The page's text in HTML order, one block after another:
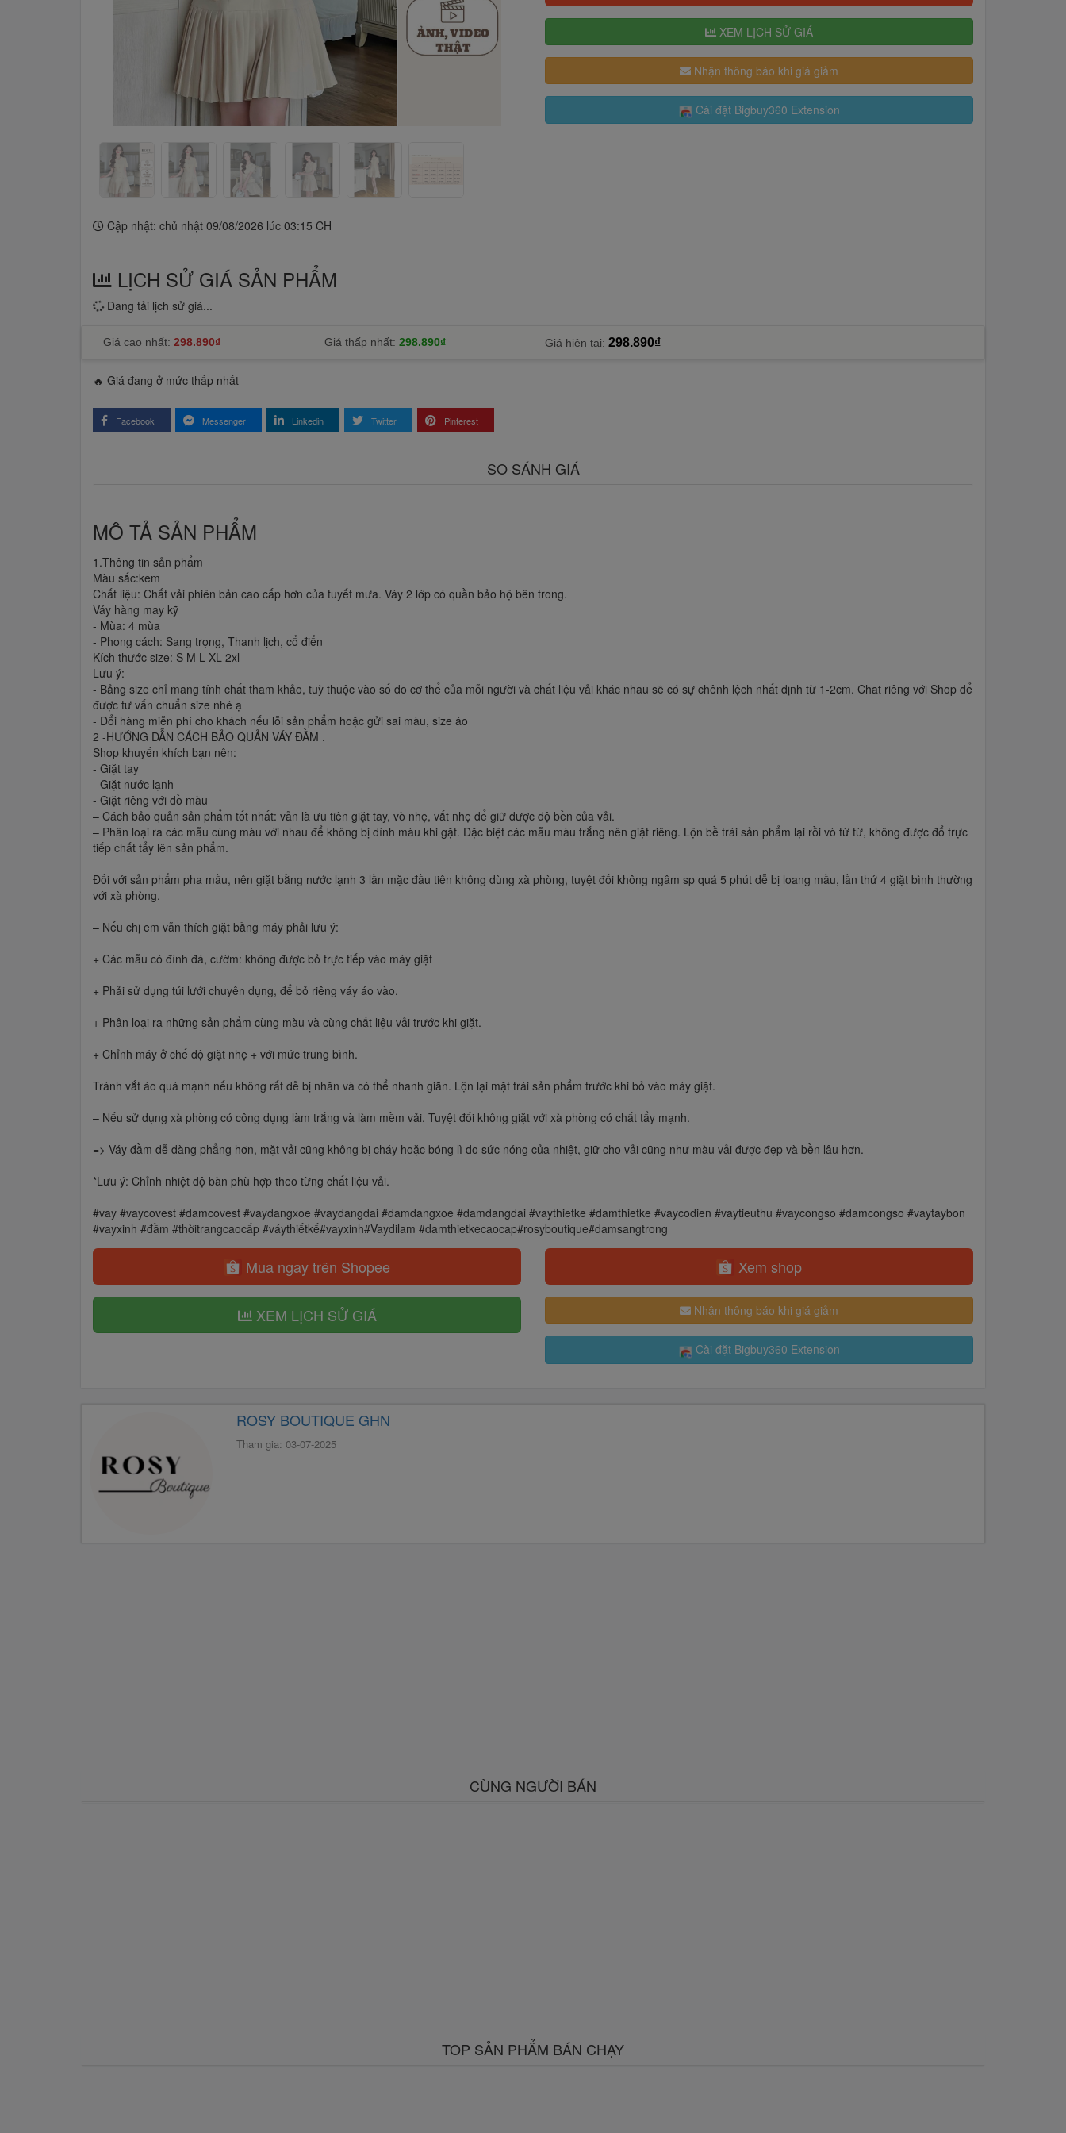
XEM LỊCH SỬ GIÁ
Nhận thông báo khi giá giảm
Cài đặt Bigbuy360 Extension
Cập nhật: chủ nhật 09/08/2026 lúc 03:15 CH
LỊCH SỬ GIÁ SẢN PHẨM
Đang tải lịch sử giá...
Giá cao nhất: 298.890₫ Giá thấp nhất: 298.890₫ Giá hiện tại: 298.890₫
🔥 Giá đang ở mức thấp nhất
Facebook Messenger Linkedin Twitter Pinterest
SO SÁNH GIÁ
MÔ TẢ SẢN PHẨM
1.Thông tin sản phẩm
Màu sắc:kem
Chất liệu: Chất vải phiên bản cao cấp hơn của tuyết mưa. Váy 2 lớp có quần bảo hộ bên trong.
Váy hàng may kỹ
- Mùa: 4 mùa
- Phong cách: Sang trọng, Thanh lịch, cổ điển
Kích thước size: S M L XL 2xl
Lưu ý:
- Bảng size chỉ mang tính chất tham khảo, tuỳ thuộc vào số đo cơ thể của mỗi người và chất liệu vải khác nhau sẽ có sự chênh lệch nhất định từ 1-2cm. Chat riêng với Shop để
được tư vấn chuẩn size nhé ạ
- Đổi hàng miễn phí cho khách nếu lỗi sản phẩm hoặc gửi sai màu, size áo
2 -HƯỚNG DẪN CÁCH BẢO QUẢN VÁY ĐẦM .
Shop khuyến khích bạn nên:
- Giặt tay
- Giặt nước lạnh
- Giặt riêng với đồ màu
– Cách bảo quản sản phẩm tốt nhất: vẫn là ưu tiên giặt tay, vò nhẹ, vắt nhẹ để giữ được độ bền của vải.
– Phân loại ra các mẫu cùng màu với nhau để không bị dính màu khi gặt. Đặc biệt các mẫu màu trắng nên giặt riêng. Lộn bề trái sản phẩm lại rồi vò từ từ, không được đổ trực
tiếp chất tẩy lên sản phẩm.
Đối với sản phẩm pha mầu, nên giặt bằng nước lạnh 3 lần mặc đầu tiên không dùng xà phòng, tuyệt đối không ngâm sp quá 5 phút dễ bị loang mầu, lần thứ 4 giặt bình thường
với xà phòng.
– Nếu chị em vẫn thích giặt bằng máy phải lưu ý:
+ Các mẫu có đính đá, cườm: không được bỏ trực tiếp vào máy giặt
+ Phải sử dụng túi lưới chuyên dụng, để bỏ riêng váy áo vào.
+ Phân loại ra những sản phẩm cùng màu và cùng chất liệu vải trước khi giặt.
+ Chỉnh máy ở chế độ giặt nhẹ + với mức trung bình.
Tránh vắt áo quá mạnh nếu không rất dễ bị nhăn và có thể nhanh giãn. Lộn lại mặt trái sản phẩm trước khi bỏ vào máy giặt.
– Nếu sử dụng xà phòng có công dụng làm trắng và làm mềm vải. Tuyệt đối không giặt với xà phòng có chất tẩy mạnh.
=> Váy đầm dễ dàng phẳng hơn, mặt vải cũng không bị cháy hoặc bóng lì do sức nóng của nhiệt, giữ cho vải cũng như màu vải được đẹp và bền lâu hơn.
*Lưu ý: Chỉnh nhiệt độ bàn phù hợp theo từng chất liệu vải.
#vay #vaycovest #damcovest #vaydangxoe #vaydangdai #damdangxoe #damdangdai #vaythietke #damthietke #vaycodien #vaytieuthu #vaycongso #damcongso #vaytaybon
#vayxinh #đầm #thờitrangcaocấp #váythiếtkế#vayxinh#Vaydilam #damthietkecaocap#rosyboutique#damsangtrong
Mua ngay trên Shopee Xem shop
XEM LỊCH SỬ GIÁ Nhận thông báo khi giá giảm
Cài đặt Bigbuy360 Extension
ROSY BOUTIQUE GHN
Tham gia: 03-07-2025
CÙNG NGƯỜI BÁN
TOP SẢN PHẨM BÁN CHẠY